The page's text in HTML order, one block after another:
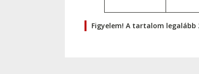
Figyelem! A tartalom